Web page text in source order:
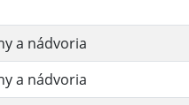
a nádvoria
a nádvoria